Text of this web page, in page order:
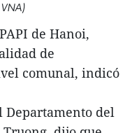
de Hanoi,
de
comunal, indicó
Departamento del